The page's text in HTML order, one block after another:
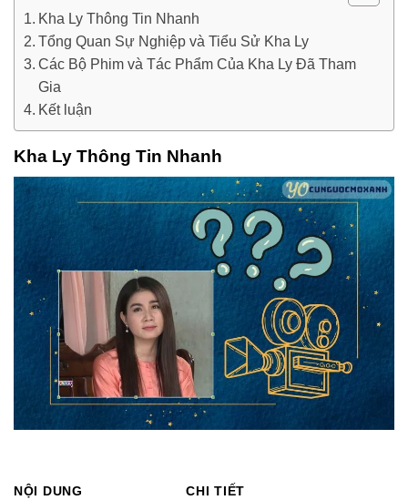
Kha Ly Thông Tin Nhanh
Tổng Quan Sự Nghiệp và Tiểu Sử Kha Ly
Các Bộ Phim và Tác Phẩm Của Kha Ly Đã Tham
Gia
Kết luận
Kha Ly Thông Tin Nhanh
NỘI DUNG
CHI TIẾT